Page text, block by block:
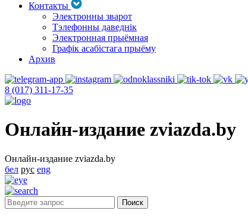
Контакты
Электронны зварот
Тэлефонны даведнік
Электронная прыёмная
Графік асабістага прыёму
Архив
8 (017) 311-17-35
Онлайн-издание zviazda.by
Онлайн-издание zviazda.by
бел рус eng